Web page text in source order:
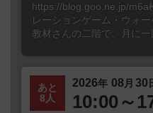
https://blog.goo.ne.jp/m6a
レーションゲーム・ウォ
教材さんの二階で、月に一
あと
8人
2026年 08 月 30
10:00～